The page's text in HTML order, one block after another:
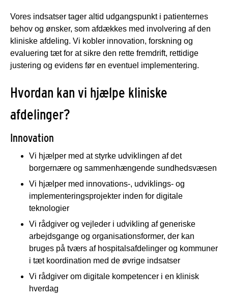
Vores indsatser tager altid udgangspunkt i patienternes
behov og ønsker, som afdækkes med involvering af den
kliniske afdeling. Vi kobler innovation, forskning og
evaluering tæt for at sikre den rette fremdrift, rettidige
justering og evidens før en eventuel implementering.
Hvordan kan vi hjælpe kliniske
afdelinger?
Innovation
Vi hjælper med at styrke udviklingen af det
borgernære og sammenhængende sundhedsvæsen
Vi hjælper med innovations-, udviklings- og
implementeringsprojekter inden for digitale
teknologier
Vi rådgiver og vejleder i udvikling af generiske
arbejdsgange og organisationsformer, der kan
bruges på tværs af hospitalsafdelinger og kommuner
i tæt koordination med de øvrige indsatser
Vi rådgiver om digitale kompetencer i en klinisk
hverdag